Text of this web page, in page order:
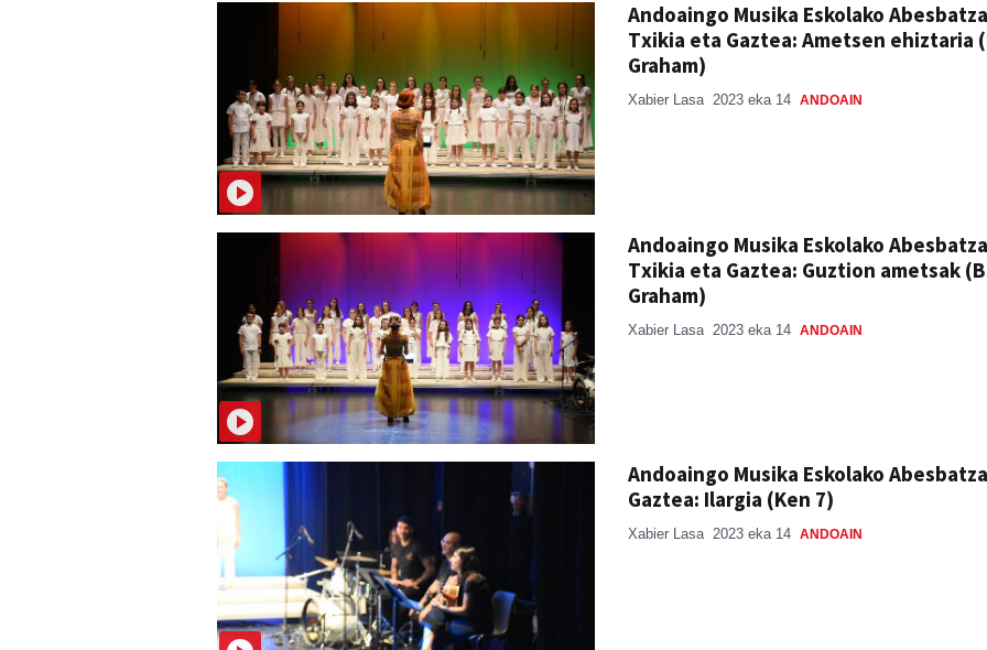
Andoaingo Musika Eskolako Abesbatza
Txikia eta Gaztea: Ametsen ehiztaria
Graham)
Xabier Lasa 2023 eka 14 ANDOAIN
Andoaingo Musika Eskolako Abesbatza
Txikia eta Gaztea: Guztion ametsak
Graham)
Xabier Lasa 2023 eka 14 ANDOAIN
Andoaingo Musika Eskolako Abesbatza
Gaztea: Ilargia (Ken 7)
Xabier Lasa 2023 eka 14 ANDOAIN